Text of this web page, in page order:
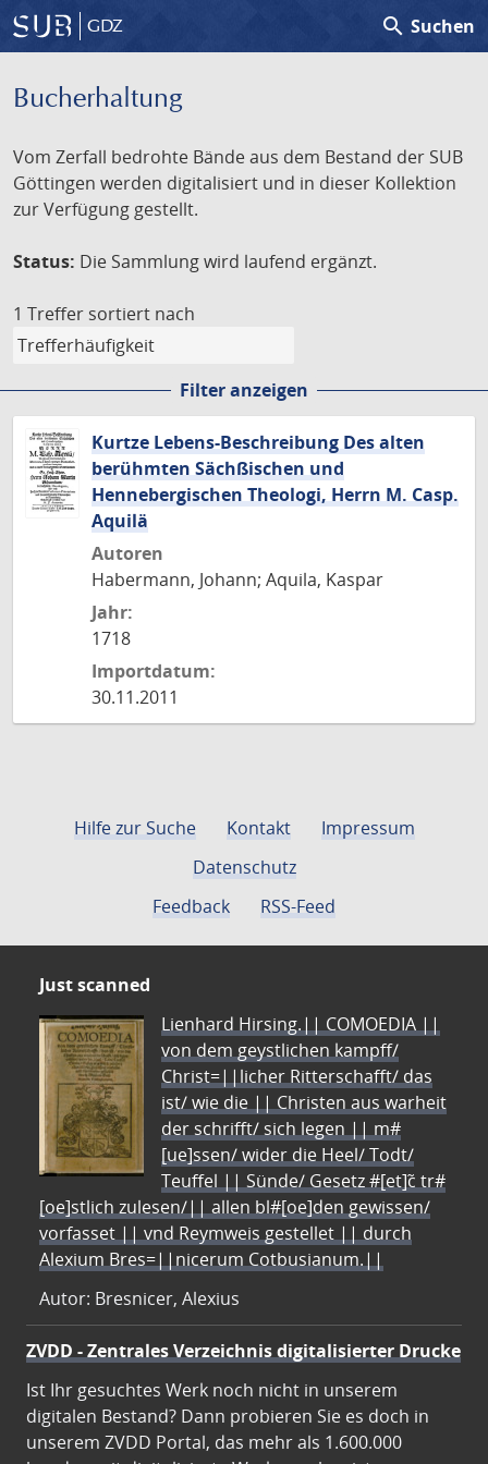
GDZ search Suchen
Bucherhaltung
Vom Zerfall bedrohte Bände aus dem Bestand der SUB
Göttingen werden digitalisiert und in dieser Kollektion
zur Verfügung gestellt.
Status: Die Sammlung wird laufend ergänzt.
1 Treffer sortiert nach
Filter anzeigen
Kurtze Lebens-Beschreibung Des alten
berühmten Sächßischen und
Hennebergischen Theologi, Herrn M. Casp.
Aquilä
Autoren
Habermann, Johann; Aquila, Kaspar
Jahr:
1718
Importdatum:
30.11.2011
Hilfe zur Suche Kontakt
Impressum
Datenschutz
Feedback
RSS-Feed
Just scanned
Lienhard Hirsing.|| COMOEDIA ||
von dem geystlichen kampff/
Christ=||licher Ritterschafft/ das
ist/ wie die || Christen aus warheit
der schrifft/ sich legen || m#
[ue]ssen/ wider die Heel/ Todt/
Teuffel || Sünde/ Gesetz #[et]c̃ tr#
[oe]stlich zulesen/|| allen bl#[oe]den gewissen/
vorfasset || vnd Reymweis gestellet || durch
Alexium Bres=||nicerum Cotbusianum.||
Autor: Bresnicer, Alexius
ZVDD - Zentrales Verzeichnis digitalisierter Drucke
Ist Ihr gesuchtes Werk noch nicht in unserem
digitalen Bestand? Dann probieren Sie es doch in
unserem ZVDD Portal, das mehr als 1.600.000